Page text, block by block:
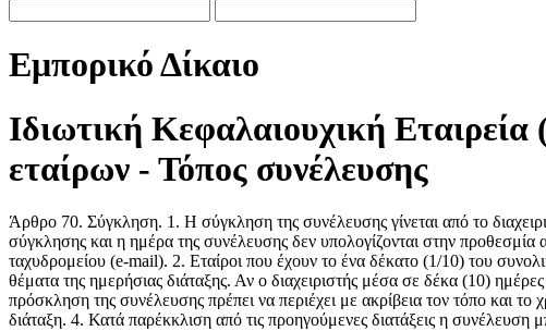
Εμπορικό Δίκαιο
Ιδιωτική Κεφαλαιουχική
εταίρων - Τόπος συνέλευσης
Άρθρο 70. Σύγκληση. 1. Η σύγκληση της συνέλευσης γίνεται από το
σύγκλησης και η ημέρα της συνέλευσης δεν υπολογίζονται στην
ταχυδρομείου (e-mail). 2. Εταίροι που έχουν το ένα δέκατο (1/10) του
θέματα της ημερήσιας διάταξης. Αν ο διαχειριστής μέσα σε δέκα (10)
πρόσκληση της συνέλευσης πρέπει να περιέχει με ακρίβεια τον τόπο και
διάταξη. 4. Κατά παρέκκλιση από τις προηγούμενες διατάξεις η συνέλευση